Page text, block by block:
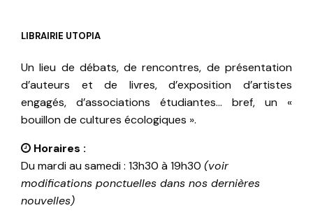
LIBRAIRIE UTOPIA
Un lieu de débats, de rencontres, de présentation
d’auteurs et de livres, d’exposition d’artistes
engagés, d’associations étudiantes… bref, un «
bouillon de cultures écologiques ».
Horaires :
Du mardi au samedi : 13h30 à 19h30 (voir
modifications ponctuelles dans nos dernières
nouvelles)